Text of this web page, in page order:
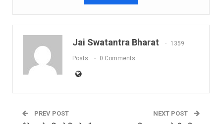
Jai Swatantra Bharat 1359
Posts 0 Comments
PREV POST NEXT POST